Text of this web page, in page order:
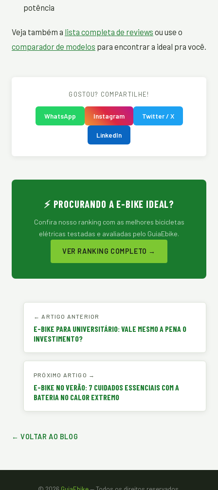
potência
Veja também a lista completa de reviews ou use o
comparador de modelos para encontrar a ideal pra você.
GOSTOU? COMPARTILHE!
WhatsApp Instagram Twitter / X
LinkedIn
⚡ PROCURANDO A E-BIKE IDEAL?
Confira nosso ranking com as melhores bicicletas
elétricas testadas e avaliadas pelo GuiaEbike.
VER RANKING COMPLETO →
← ARTIGO ANTERIOR
E-BIKE PARA UNIVERSITÁRIO: VALE MESMO A PENA O
INVESTIMENTO?
PRÓXIMO ARTIGO →
E-BIKE NO VERÃO: 7 CUIDADOS ESSENCIAIS COM A
BATERIA NO CALOR EXTREMO
← VOLTAR AO BLOG